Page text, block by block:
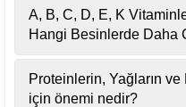
A, B, C, D, E, K
Hangi Besinlerde Daha
Proteinlerin, Yağların
için önemi nedir?